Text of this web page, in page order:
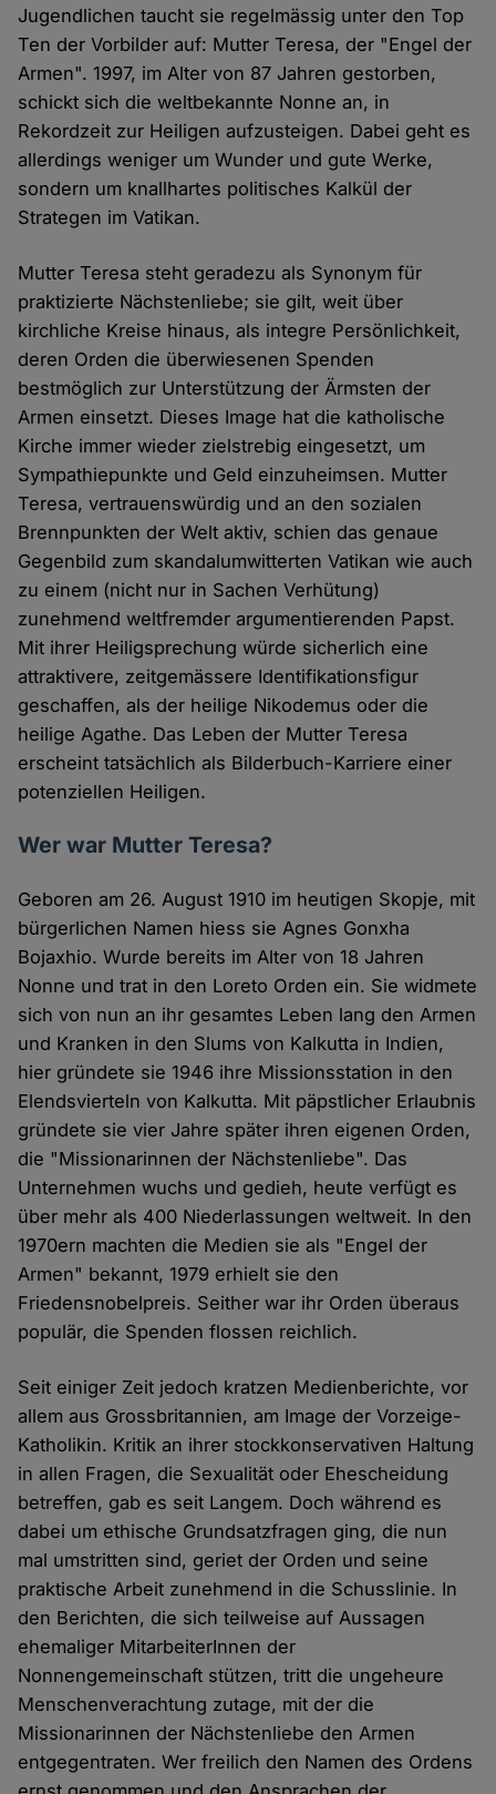
Jugendlichen taucht sie regelmässig unter den Top
Ten der Vorbilder auf: Mutter Teresa, der "Engel der
Armen". 1997, im Alter von 87 Jahren gestorben,
schickt sich die weltbekannte Nonne an, in
Rekordzeit zur Heiligen aufzusteigen. Dabei geht es
allerdings weniger um Wunder und gute Werke,
sondern um knallhartes politisches Kalkül der
Strategen im Vatikan.
Mutter Teresa steht geradezu als Synonym für
praktizierte Nächstenliebe; sie gilt, weit über
kirchliche Kreise hinaus, als integre Persönlichkeit,
deren Orden die überwiesenen Spenden
bestmöglich zur Unterstützung der Ärmsten der
Armen einsetzt. Dieses Image hat die katholische
Kirche immer wieder zielstrebig eingesetzt, um
Sympathiepunkte und Geld einzuheimsen. Mutter
Teresa, vertrauenswürdig und an den sozialen
Brennpunkten der Welt aktiv, schien das genaue
Gegenbild zum skandalumwitterten Vatikan wie auch
zu einem (nicht nur in Sachen Verhütung)
zunehmend weltfremder argumentierenden Papst.
Mit ihrer Heiligsprechung würde sicherlich eine
attraktivere, zeitgemässere Identifikationsfigur
geschaffen, als der heilige Nikodemus oder die
heilige Agathe. Das Leben der Mutter Teresa
erscheint tatsächlich als Bilderbuch-Karriere einer
potenziellen Heiligen.
Wer war Mutter Teresa?
Geboren am 26. August 1910 im heutigen Skopje, mit
bürgerlichen Namen hiess sie Agnes Gonxha
Bojaxhio. Wurde bereits im Alter von 18 Jahren
Nonne und trat in den Loreto Orden ein. Sie widmete
sich von nun an ihr gesamtes Leben lang den Armen
und Kranken in den Slums von Kalkutta in Indien,
hier gründete sie 1946 ihre Missionsstation in den
Elendsvierteln von Kalkutta. Mit päpstlicher Erlaubnis
gründete sie vier Jahre später ihren eigenen Orden,
die "Missionarinnen der Nächstenliebe". Das
Unternehmen wuchs und gedieh, heute verfügt es
über mehr als 400 Niederlassungen weltweit. In den
1970ern machten die Medien sie als "Engel der
Armen" bekannt, 1979 erhielt sie den
Friedensnobelpreis. Seither war ihr Orden überaus
populär, die Spenden flossen reichlich.
Seit einiger Zeit jedoch kratzen Medienberichte, vor
allem aus Grossbritannien, am Image der Vorzeige-
Katholikin. Kritik an ihrer stockkonservativen Haltung
in allen Fragen, die Sexualität oder Ehescheidung
betreffen, gab es seit Langem. Doch während es
dabei um ethische Grundsatzfragen ging, die nun
mal umstritten sind, geriet der Orden und seine
praktische Arbeit zunehmend in die Schusslinie. In
den Berichten, die sich teilweise auf Aussagen
ehemaliger MitarbeiterInnen der
Nonnengemeinschaft stützen, tritt die ungeheure
Menschenverachtung zutage, mit der die
Missionarinnen der Nächstenliebe den Armen
entgegentraten. Wer freilich den Namen des Ordens